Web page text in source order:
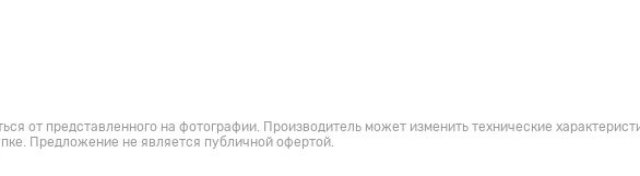
от представленного на фотографии. Производитель может изменить технические
Предложение не является публичной офертой.